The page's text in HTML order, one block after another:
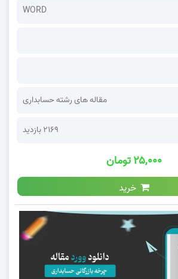
WORD
مقاله های رشته حسابداری
2169 بازدید
۲۵,۰۰۰ تومان
خرید